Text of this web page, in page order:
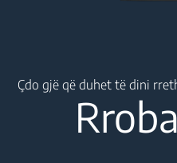
Çdo gjë që duhet të dini